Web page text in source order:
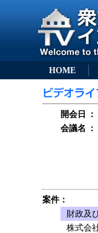
HOME
開会日 ：
会議名
：
案件：
財政及
株式会